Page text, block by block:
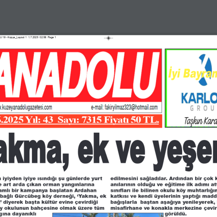
KUZEY DOĞU ANADOLU,
GÖLE, HOÇVAN
01 TEMMUZ 2025
02 TEMMUZ 2025
→
SON VİLAYET, POSOF, HANAK/
iyiyden iyiye ısındığı şu günlerde yurt
art arda çıkan orman yangınlarına
bir kampanya başlatan Ardahan
Gürcübeg köy derneği, ‘Yakma, ek
diyerek başta kültür evine çevirdiği
okulunun bahçesine olmak üzere tüm
dayanıklı
edilmesini sağladılar. Ardından bir çok
anılarının olduğu ve eğitime ilk adımı
sınıfları ile bilinen okulu köy
katkısı ve kendi üyelerinin yaptığı
bağışlarla  baştan aşağıya
misafirhane ve konakla merkezine
görüldü.
Yıl: 43  Sayı: 7315 Fiyatı 50 TL.
İyi
kma,ekveyeşe
19 - Kopya_Layout 1  1.7.2025  02:58  Page 1